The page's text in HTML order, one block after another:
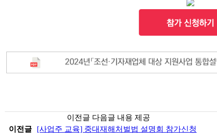
이전글 다음글 내용 제공
이전글
[사업주 교육] 중대재해처벌법 설명회 참가신청